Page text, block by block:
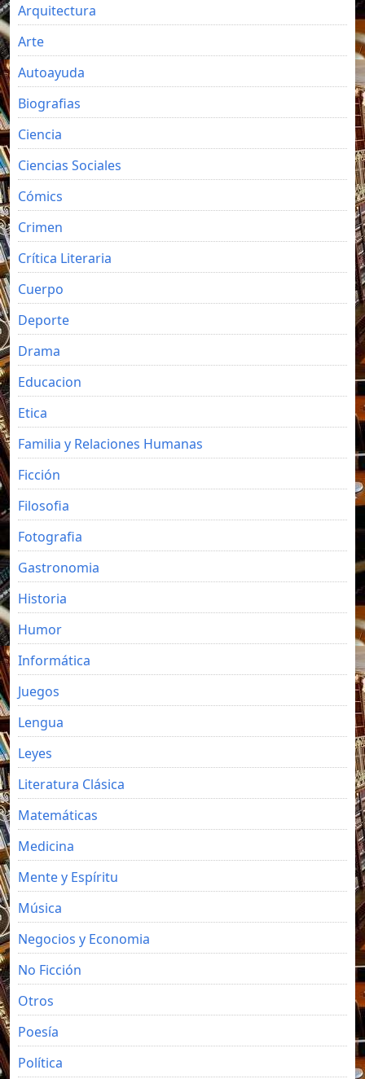
Arquitectura
Arte
Autoayuda
Biografias
Ciencia
Ciencias Sociales
Cómics
Crimen
Crítica Literaria
Cuerpo
Deporte
Drama
Educacion
Etica
Familia y Relaciones Humanas
Ficción
Filosofia
Fotografia
Gastronomia
Historia
Humor
Informática
Juegos
Lengua
Leyes
Literatura Clásica
Matemáticas
Medicina
Mente y Espíritu
Música
Negocios y Economia
No Ficción
Otros
Poesía
Política